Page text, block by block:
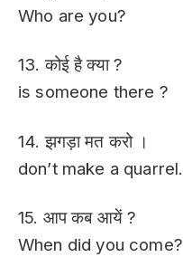
Who are you?
13. कोई है क्या ?
is someone there ?
14. झगड़ा मत करो ।
don’t make a quarrel.
15. आप कब आयें ?
When did you come?